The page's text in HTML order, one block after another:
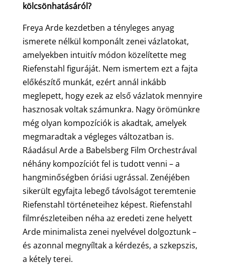
kölcsönhatásáról?
Freya Arde kezdetben a tényleges anyag
ismerete nélkül komponált zenei vázlatokat,
amelyekben intuitív módon közelítette meg
Riefenstahl figuráját. Nem ismertem ezt a fajta
előkészítő munkát, ezért annál inkább
meglepett, hogy ezek az első vázlatok mennyire
hasznosak voltak számunkra. Nagy örömünkre
még olyan kompozíciók is akadtak, amelyek
megmaradtak a végleges változatban is.
Ráadásul Arde a Babelsberg Film Orchestrával
néhány kompozíciót fel is tudott venni – a
hangminőségben óriási ugrással. Zenéjében
sikerült egyfajta lebegő távolságot teremtenie
Riefenstahl történeteihez képest. Riefenstahl
filmrészleteiben néha az eredeti zene helyett
Arde minimalista zenei nyelvével dolgoztunk –
és azonnal megnyíltak a kérdezés, a szkepszis,
a kétely terei.